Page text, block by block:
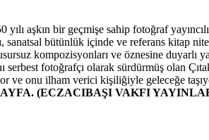
yılı aşkın bir geçmişe sahip fotoğraf
sanatsal bütünlük içinde ve referans kitap
kompozisyonları ve öznesine duyarlı
serbest fotoğrafçı olarak sürdürmüş olan
ve onu ilham verici kişiliğiyle geleceğe
(ECZACIBAŞI VAKFI